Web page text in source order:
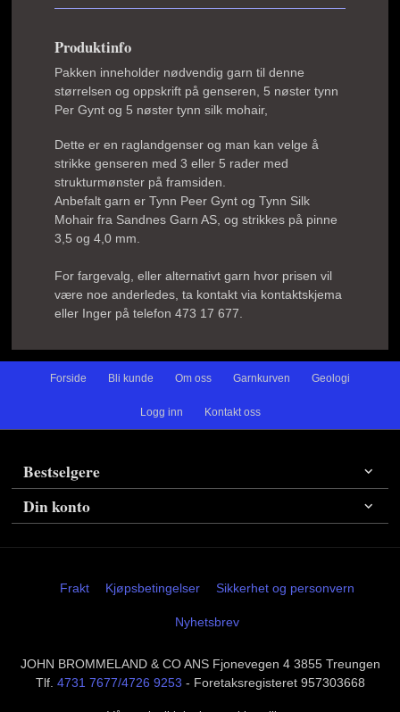
Produktinfo
Pakken inneholder nødvendig garn til denne
størrelsen og oppskrift på genseren, 5 nøster tynn
Per Gynt og 5 nøster tynn silk mohair,
Dette er en raglandgenser og man kan velge å
strikke genseren med 3 eller 5 rader med
strukturmønster på framsiden.
Anbefalt garn er Tynn Peer Gynt og Tynn Silk
Mohair fra Sandnes Garn AS, og strikkes på pinne
3,5 og 4,0 mm.
For fargevalg, eller alternativt garn hvor prisen vil
være noe anderledes, ta kontakt via kontaktskjema
eller Inger på telefon 473 17 677.
Forside Bli kunde Om oss Garnkurven Geologi
Logg inn Kontakt oss
Bestselgere
Din konto
Frakt Kjøpsbetingelser Sikkerhet og personvern
Nyhetsbrev
JOHN BROMMELAND & CO ANS Fjonevegen 4 3855 Treungen
Tlf. 4731 7677/4726 9253 - Foretaksregisteret 957303668